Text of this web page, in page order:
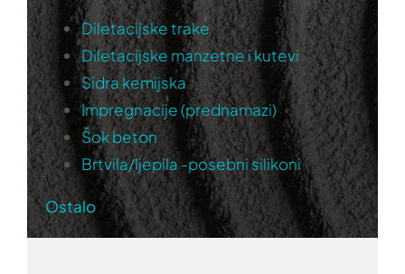
Diletacijske trake
Diletacijske manzetne i kutevi
Sidra kemijska
Impregnacije (prednamazi)
Šok beton
Brtvila/ljepila -posebni silikoni
Ostalo